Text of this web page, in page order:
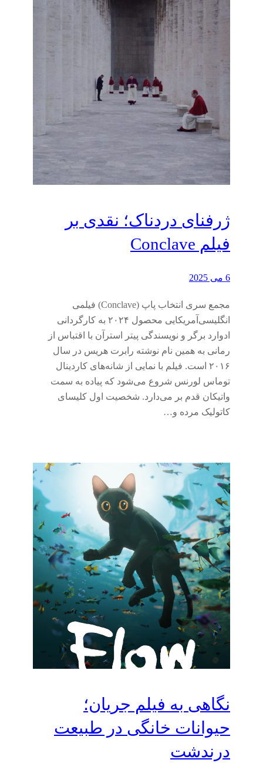
ژرفنای دردناک؛ نقدی بر
فیلم Conclave
6 می 2025
مجمع سری انتخاب پاپ (Conclave) فیلمی
انگلیسی‌آمریکایی محصول ۲۰۲۴ به کارگردانی
ادوارد برگر و نویسندگی پیتر استرآن با اقتباس از
رمانی به همین نام نوشته رابرت هریس در سال
۲۰۱۶ است. فیلم با نمایی از شانه‌های کاردینال
توماس لورنس شروع می‌شود که پیاده به سمت
واتیکان قدم بر می‌دارد. شخصیت اول کلیسای
کاتولیک مرده و…
نگاهی به فیلم جریان؛
حیوانات خانگی در طبیعت
درندشت